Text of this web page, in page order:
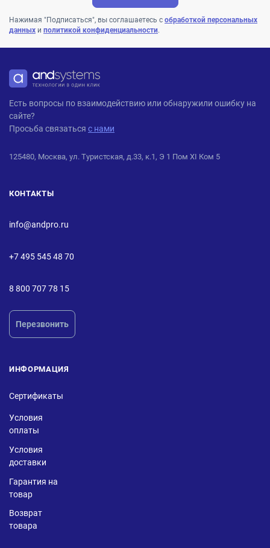
Нажимая "Подписаться", вы соглашаетесь с обработкой персональных
данных и политикой конфиденциальности.
ANDPRO
Есть вопросы по взаимодействию или обнаружили ошибку на
сайте?
Просьба связаться с нами
125480, Москва, ул. Туристская, д.33, к.1, Э 1 Пом XI Ком 5
КОНТАКТЫ
info@andpro.ru
+7 495 545 48 70
8 800 707 78 15
Перезвонить
ИНФОРМАЦИЯ
Сертификаты
Условия
оплаты
Условия
доставки
Гарантия на
товар
Возврат
товара